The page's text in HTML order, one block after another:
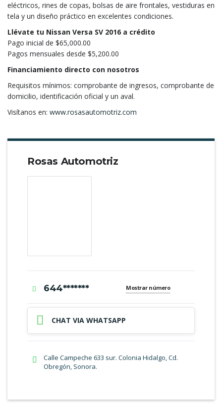
eléctricos, rines de copas, bolsas de aire frontales, vestiduras en
tela y un diseño práctico en excelentes condiciones.
Llévate tu Nissan Versa SV 2016 a crédito
Pago inicial de $65,000.00
Pagos mensuales desde $5,200.00
Financiamiento directo con nosotros
Requisitos mínimos: comprobante de ingresos, comprobante de
domicilio, identificación oficial y un aval.
Visítanos en: www.rosasautomotriz.com
Rosas Automotriz
644******* Mostrar número
CHAT VIA WHATSAPP
Calle Campeche 633 sur. Colonia Hidalgo, Cd.
Obregón, Sonora.